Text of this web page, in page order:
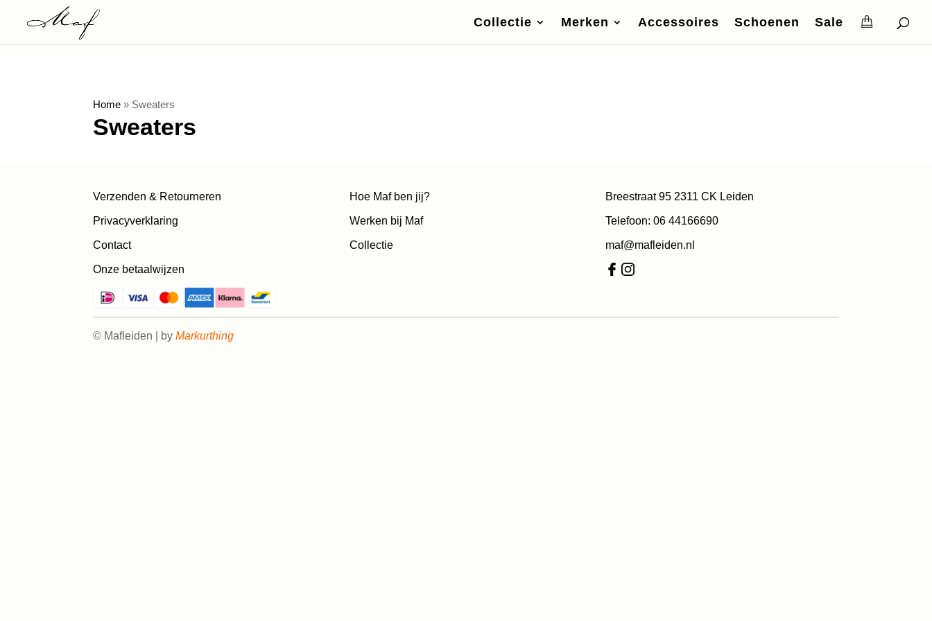
Collectie Merken Accessoires Schoenen Sale
Home » Sweaters
Sweaters
Verzenden & Retourneren
Privacyverklaring
Contact
Onze betaalwijzen
Hoe Maf ben jij?
Werken bij Maf
Collectie
Breestraat 95 2311 CK Leiden
Telefoon: 06 44166690
maf@mafleiden.nl
© Mafleiden | byMarkurthing